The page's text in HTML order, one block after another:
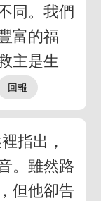
同。我們
富的福
主是生
指出，
。雖然路
但他卻告